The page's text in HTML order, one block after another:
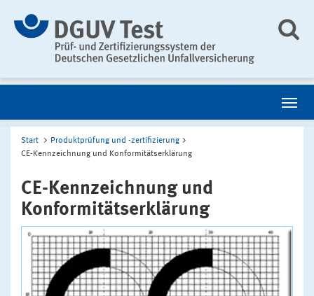
Start
Produktprüfung und -zertifizierung
CE-Kennzeichnung und Konformitätserklärung
CE-Kennzeichnung und
Konformitätserklärung